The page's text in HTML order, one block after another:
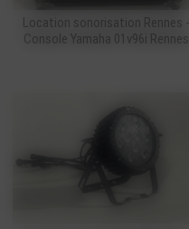
Location sonorisation Rennes -
Console Yamaha 01v96i Rennes